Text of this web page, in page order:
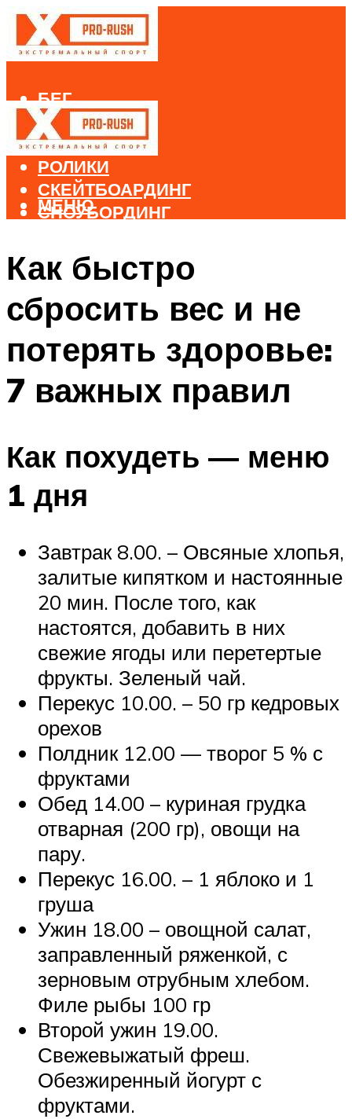
БЕГ
ВЕЛОСПОРТ
ДАЙВИНГ
РОЛИКИ
СКЕЙТБОАРДИНГ
СНОУБОРДИНГ
МЕНЮ
Как быстро
сбросить вес и не
потерять здоровье:
7 важных правил
Как похудеть — меню
1 дня
Завтрак 8.00. – Овсяные хлопья,
залитые кипятком и настоянные
20 мин. После того, как
настоятся, добавить в них
свежие ягоды или перетертые
фрукты. Зеленый чай.
Перекус 10.00. – 50 гр кедровых
орехов
Полдник 12.00 — творог 5 % с
фруктами
Обед 14.00 – куриная грудка
отварная (200 гр), овощи на
пару.
Перекус 16.00. – 1 яблоко и 1
груша
Ужин 18.00 – овощной салат,
заправленный ряженкой, с
зерновым отрубным хлебом.
Филе рыбы 100 гр
Второй ужин 19.00.
Свежевыжатый фреш.
Обезжиренный йогурт с
фруктами.